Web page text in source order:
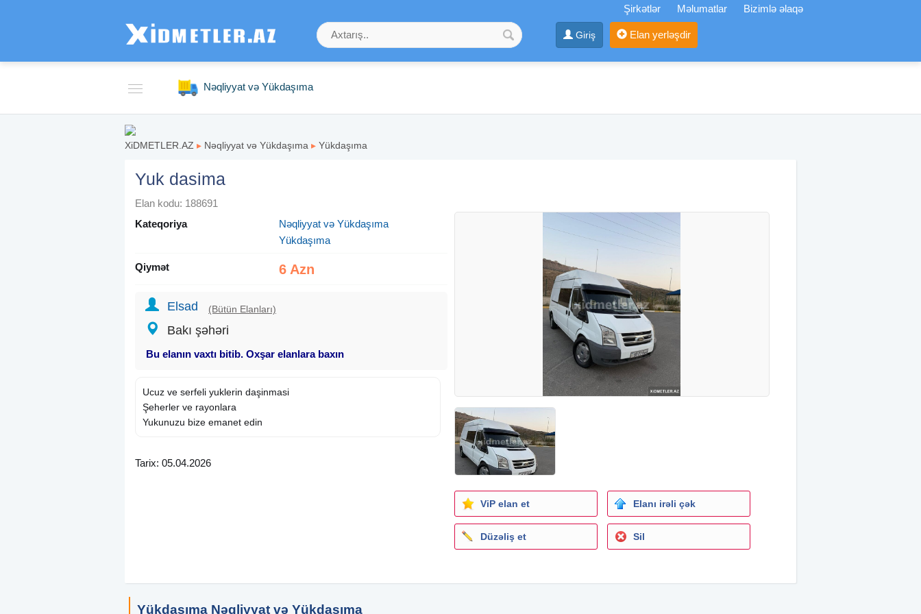
Şirkətlər Məlumatlar Bizimlə əlaqə
Giriş Elan yerləşdir
Nəqliyyat və Yükdaşıma
XiDMETLER.AZ ▸ Nəqliyyat və Yükdaşıma ▸ Yükdaşıma
Yuk dasima
Elan kodu: 188691
Kateqoriya
Nəqliyyat və Yükdaşıma
Yükdaşıma
Qiymət 6 Azn
Elsad (Bütün Elanları)
Bakı şəhəri
Bu elanın vaxtı bitib. Oxşar elanlara baxın
Ucuz ve serfeli yuklerin daşinmasi
Şeherler ve rayonlara
Yukunuzu bize emanet edin
Tarix: 05.04.2026
ViP elan et Elanı irəli çək
Düzəliş et Sil
Yükdaşıma Nəqliyyat və Yükdaşıma